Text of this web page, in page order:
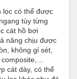
lọc có thể được
tùy từng
cát hồ bơi
năng chịu được
không gỉ sét,
cát dày, có thể